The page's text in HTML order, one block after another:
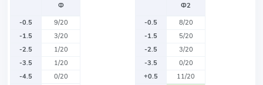
Ф
-0.5
9/20
-1.5
3/20
-2.5
1/20
-3.5
1/20
-4.5
0/20
Ф2
-0.5
8/20
-1.5
5/20
-2.5
3/20
-3.5
0/20
+0.5
11/20